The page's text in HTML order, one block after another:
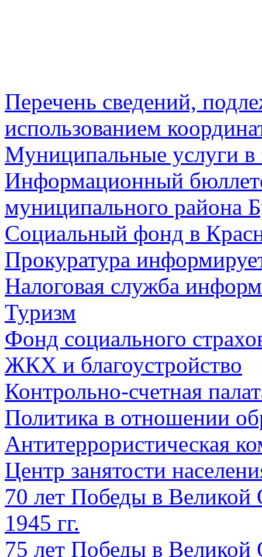
Перечень сведений,
использованием
Муниципальные услуги в
Информационный
муниципального района
Социальный фонд в
Прокуратура
Налоговая служба
Туризм
Фонд социального
ЖКХ и благоустройство
Контрольно-счетная
Политика в отношении
Антитеррористическая
Центр занятости
70 лет Победы в Великой
1945 гг.
75 лет Победы в Великой